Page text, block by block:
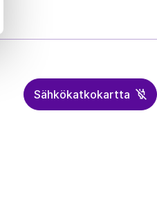
Sähkökatkokartta